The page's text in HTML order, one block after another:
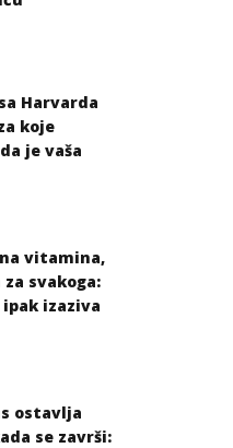
Harvarda
koje
je vaša
vitamina,
svakoga:
ipak izaziva
ostavlja
se završi: